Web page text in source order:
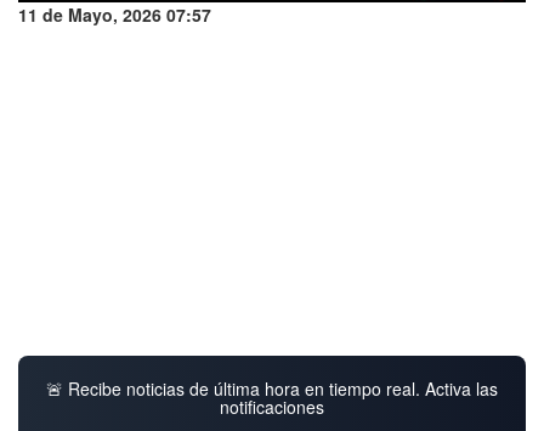
11 de Mayo, 2026 07:57
🚨 Recibe noticias de última hora en tiempo real. Activa las
notificaciones